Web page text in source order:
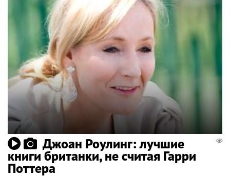
Джоан Роулинг: лучшие
книги британки, не считая Гарри
Поттера